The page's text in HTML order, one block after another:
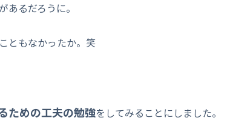
あるだろうに。
ともなかったか。笑
ための工夫の勉強をしてみることにしました。